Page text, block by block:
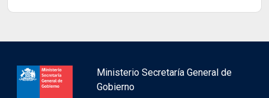
Ministerio Secretaría General de
Gobierno